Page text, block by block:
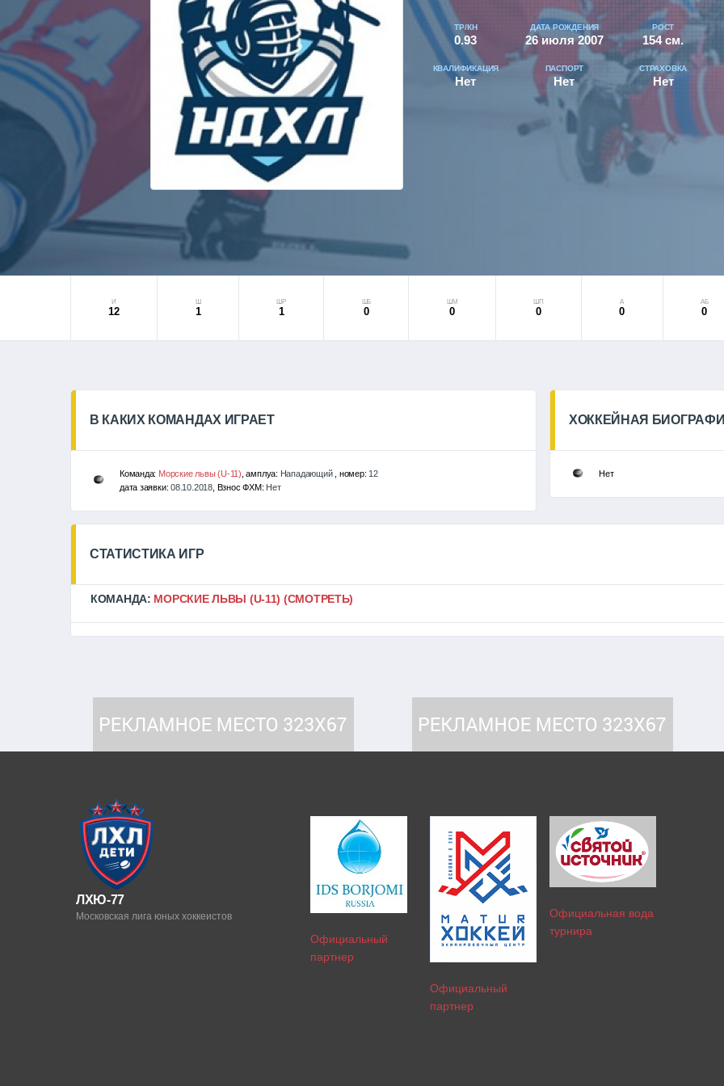
ТР/КН
0.93
ДАТА РОЖДЕНИЯ
26 июля 2007
РОСТ
154 см.
КВАЛИФИКАЦИЯ
Нет
ПАСПОРТ
Нет
СТРАХОВКА
Нет
И
12
Ш
1
ШР
1
ШБ
0
ШМ
0
ШП
0
А
0
АБ
0
В КАКИХ КОМАНДАХ ИГРАЕТ
Команда: Морские львы (U-11) , амплуа: Нападающий, номер: 12
дата заявки:08.10.2018, Взнос ФХМ: Нет
ХОККЕЙНАЯ
Нет
СТАТИСТИКА ИГР
КОМАНДА: МОРСКИЕ ЛЬВЫ (U-11) (СМОТРЕТЬ)
ЛХЮ-77
Московская лига юных хоккеистов
Официальный
партнер
Официальный
партнер
Официальная вода
турнира